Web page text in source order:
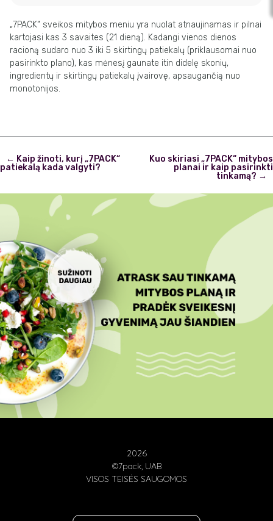
„7PACK“ sveikos mitybos meniu yra nuolat atnaujinamas ir pilnai
kartojasi kas 3 savaites (21 dieną). Kadangi vienos dienos
racioną sudaro nuo 3 iki 5 skirtingų patiekalų (priklausomai nuo
pasirinkto plano), kas mėnesį gaunate itin didelę skonių,
ingredientų ir skirtingų patiekalų įvairovę, apsaugančią nuo
monotonijos.
Post
navigation
Kuo skiriasi „7PACK“ mitybos
planai ir kaip pasirinkti
tinkamą? →
← Kaip žinoti, kurį „7PACK“
patiekalą kada valgyti?
2026
©7pack, UAB
VISOS TEISĖS SAUGOMOS